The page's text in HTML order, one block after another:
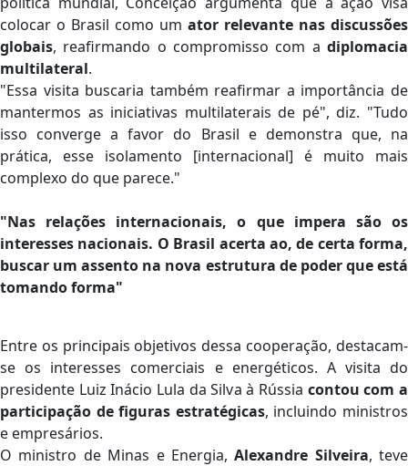
colocar o Brasil como um ator relevante nas discussões
globais, reafirmando o compromisso com a diplomacia
multilateral.
"Essa visita buscaria também reafirmar a importância de
mantermos as iniciativas multilaterais de pé", diz. "Tudo
isso converge a favor do Brasil e demonstra que, na
prática, esse isolamento [internacional] é muito mais
complexo do que parece."
"Nas relações internacionais, o que impera são os
interesses nacionais. O Brasil acerta ao, de certa forma,
buscar um assento na nova estrutura de poder que está
tomando forma"
Entre os principais objetivos dessa cooperação, destacam-
se os interesses comerciais e energéticos. A visita do
presidente Luiz Inácio Lula da Silva à Rússia contou com a
participação de figuras estratégicas, incluindo ministros
e empresários.
O ministro de Minas e Energia,Alexandre Silveira, teve